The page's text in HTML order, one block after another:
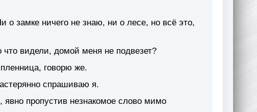
замке ничего не знаю, ни о лесе, но всё это,
видели, домой меня не подвезет?
говорю же.
спрашиваю я.
пропустив незнакомое слово мимо